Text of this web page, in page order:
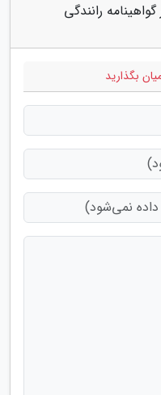
رانندگی
بگذارید